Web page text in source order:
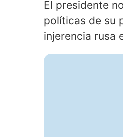
El presidente
políticas de su
injerencia rusa